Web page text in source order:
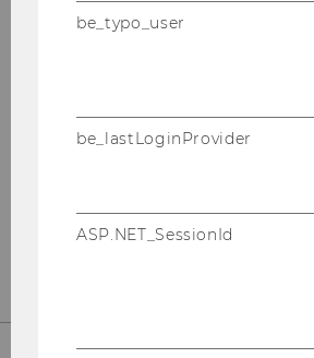
QUALITÄT
be_typo_user
be_lastLoginProvider
ASP.NET_SessionId